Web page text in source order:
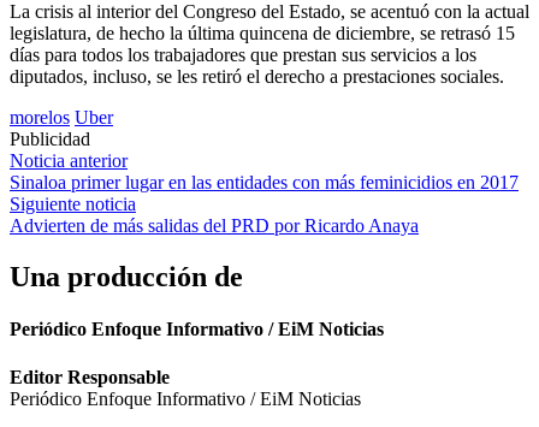
La crisis al interior del Congreso del Estado, se acentuó con la actual
legislatura, de hecho la última quincena de diciembre, se retrasó 15
días para todos los trabajadores que prestan sus servicios a los
diputados, incluso, se les retiró el derecho a prestaciones sociales.
morelos Uber
Publicidad
Navegación
de
entradas
Noticia anterior
Sinaloa primer lugar en las entidades con más feminicidios en 2017
Siguiente noticia
Advierten de más salidas del PRD por Ricardo Anaya
Una producción de
Periódico Enfoque Informativo / EiM Noticias
Editor Responsable
Periódico Enfoque Informativo / EiM Noticias